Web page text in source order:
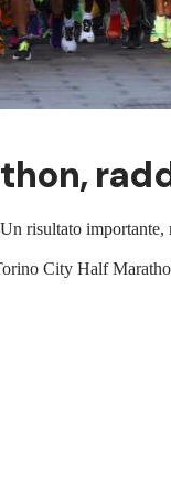
risultato
City Half